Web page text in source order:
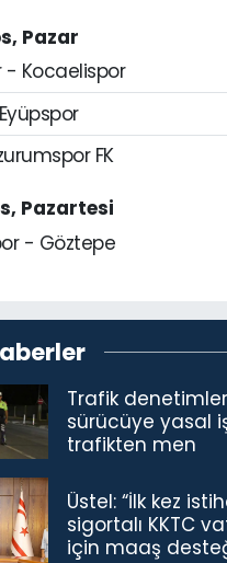
Pazar
- Kocaelispor
FK
Pazartesi
- Göztepe
Trafik
sürücüye yasal
trafikten men
Üstel: “İlk kez
sigortalı KKTC
için maaş